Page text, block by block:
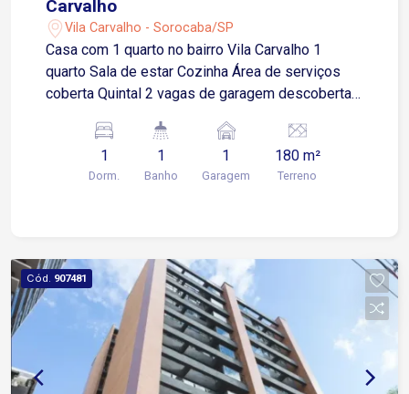
Carvalho
Vila Carvalho - Sorocaba/SP
Casa com 1 quarto no bairro Vila Carvalho 1
quarto Sala de estar Cozinha Área de serviços
coberta Quintal 2 vagas de garagem descobertas
praticidade, conforto e boa área externa para o
bairro tradicional e bem estruturado de Sorocaba
Sorocaba Fácil acesso à Avenida Dom Aguirre
em cerca de 10 minutos Aproximadamente 12
minutos do Centro de Sorocaba Região próxima a
supermercados, farmácias, escolas, padarias,
bancos e diversos comércios Transporte público
nas proximidades
1
Dorm.
1
Banho
1
Garagem
180 m²
Terreno
Cód. 907481